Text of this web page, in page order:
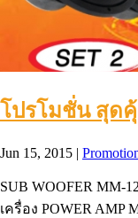
โปรโมชั่น สุดคุ้
Jun 15, 2015 |
SUB WOOFER MM-
เครื่อง POWER AMP